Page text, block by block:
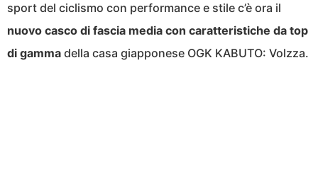
sport del ciclismo con performance e stile c’è ora il
nuovo casco di fascia media con caratteristiche da top
di gamma della casa giapponese OGK KABUTO: Volzza.